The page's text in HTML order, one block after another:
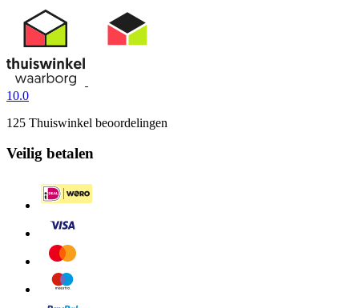
10.0
125 Thuiswinkel beoordelingen
Veilig betalen